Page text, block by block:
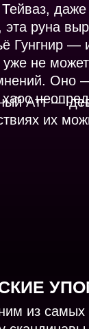
Тейваз,
эта руна
Гунгнир
не
Оно
Атт —
их
из самых